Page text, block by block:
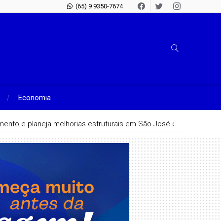
(65) 9 9350-7674
Economia
e planeja melhorias estruturais em São José do Rio Claro